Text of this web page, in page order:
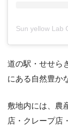
道の駅・せせら
にある自然豊か
敷地内には、農
店・クレープ店